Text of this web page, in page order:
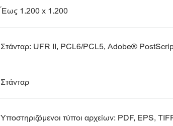
Έως 1.200 x 1.200
Στάνταρ: UFR II, PCL6/PCL5, Adobe®
Στάνταρ
Υποστηριζόμενοι τύποι αρχείων: PDF, EPS,